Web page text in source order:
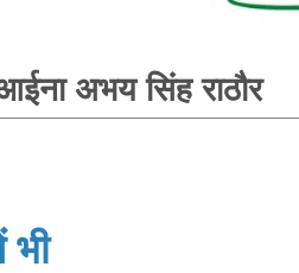
अभय सिंह राठौर
भी